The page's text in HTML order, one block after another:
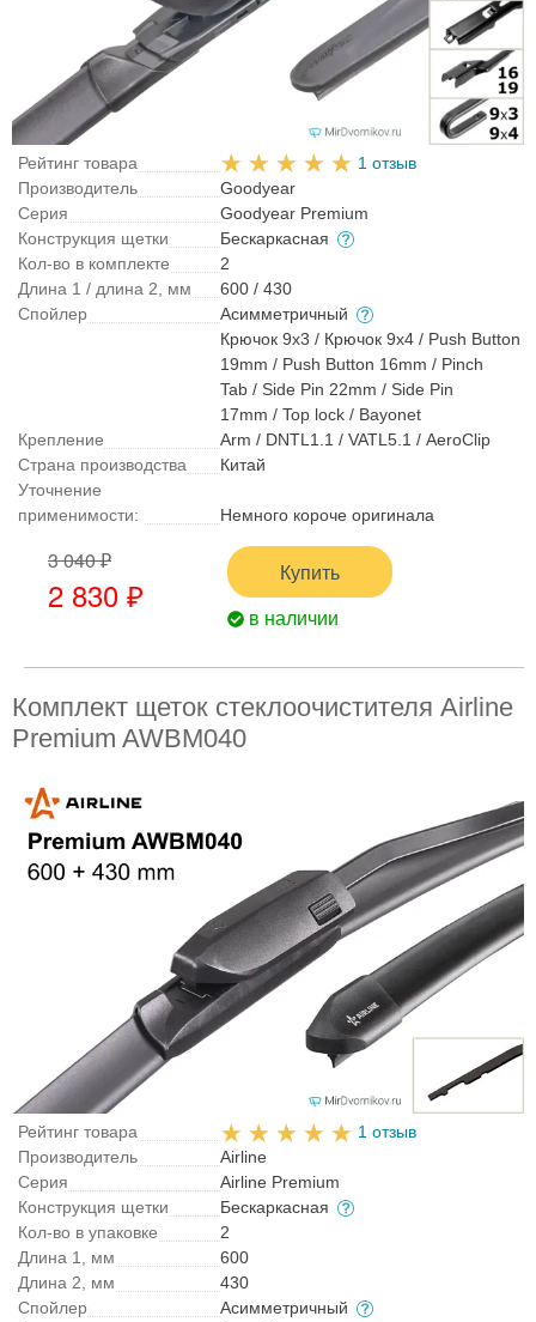
Рейтинг товара
1 отзыв
Производитель
Goodyear
Серия
Goodyear Premium
Конструкция щетки
Бескаркасная
Кол-во в комплекте
2
Длина 1 / длина 2, мм
600 / 430
Спойлер
Асимметричный
Крепление
Крючок 9x3 / Крючок 9x4 / Push Button
19mm / Push Button 16mm / Pinch
Tab / Side Pin 22mm / Side Pin
17mm / Top lock / Bayonet
Arm / DNTL1.1 / VATL5.1 / AeroClip
Страна производства
Китай
Уточнение
применимости:
Немного короче оригинала
3 040 ₽
2 830 ₽
Купить
в наличии
Комплект щеток стеклоочистителя Airline
Premium AWBM040
Рейтинг товара
1 отзыв
Производитель
Airline
Серия
Airline Premium
Конструкция щетки
Бескаркасная
Кол-во в упаковке
2
Длина 1, мм
600
Длина 2, мм
430
Спойлер
Асимметричный